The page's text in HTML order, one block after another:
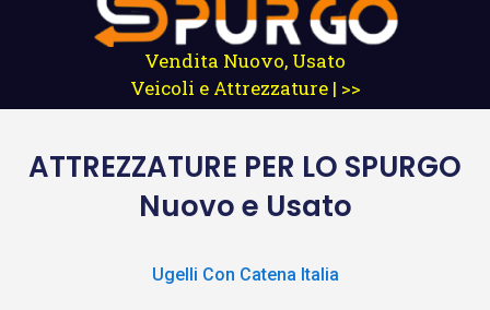
Vendita Nuovo, Usato
Veicoli e Attrezzature | >>
ATTREZZATURE PER LO SPURGO
Nuovo e Usato
Ugelli Con Catena Italia